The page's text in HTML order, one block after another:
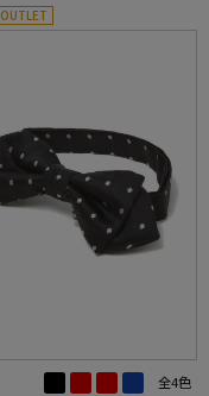
OUTLET
全4色